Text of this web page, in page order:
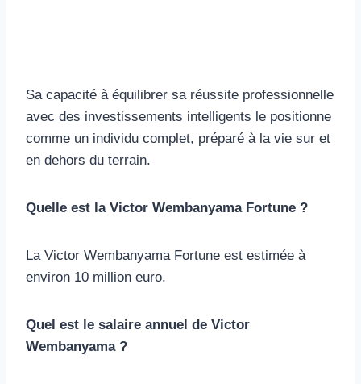
Sa capacité à équilibrer sa réussite professionnelle
avec des investissements intelligents le positionne
comme un individu complet, préparé à la vie sur et
en dehors du terrain.
Quelle est la Victor Wembanyama Fortune ?
La Victor Wembanyama Fortune est estimée à
environ 10 million euro.
Quel est le salaire annuel de Victor
Wembanyama ?